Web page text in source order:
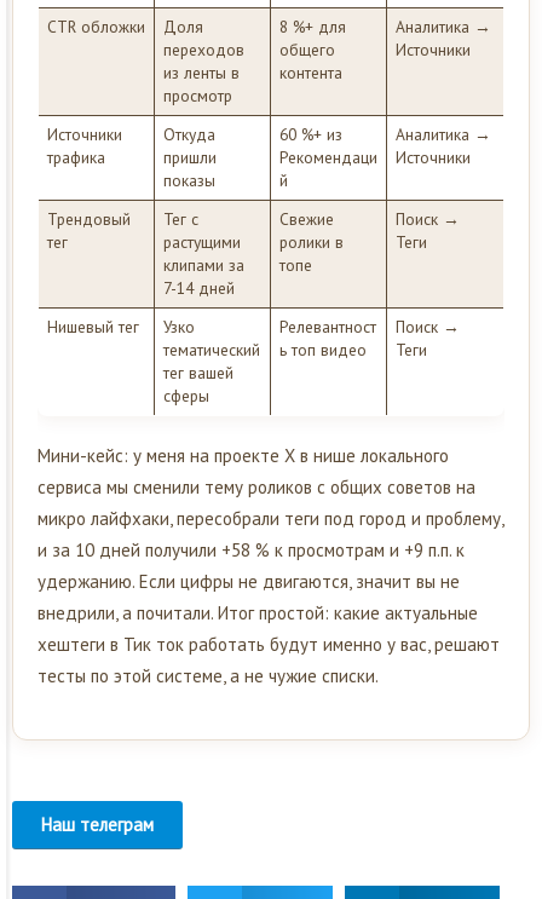
CTR обложки
Доля
переходов
из ленты в
просмотр
8 %+ для
общего
контента
Аналитика →
Источники
Источники
трафика
Откуда
пришли
показы
60 %+ из
Рекомендаци
й
Аналитика →
Источники
Трендовый
тег
Тег с
растущими
клипами за
7-14 дней
Свежие
ролики в
топе
Поиск →
Теги
Нишевый тег
Узко
тематический
тег вашей
сферы
Релевантност
ь топ видео
Поиск →
Теги
Мини-кейс: у меня на проекте Х в нише локального
сервиса мы сменили тему роликов с общих советов на
микро лайфхаки, пересобрали теги под город и проблему,
и за 10 дней получили +58 % к просмотрам и +9 п.п. к
удержанию. Если цифры не двигаются, значит вы не
внедрили, а почитали. Итог простой: какие актуальные
хештеги в Тик ток работать будут именно у вас, решают
тесты по этой системе, а не чужие списки.
Наш телеграм